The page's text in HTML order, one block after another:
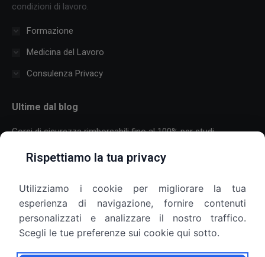
condizioni di lavoro.
Formazione
Medicina del Lavoro
Consulenza Privacy
Ultime dal blog
Corsi di sicurezza rimborsabili fino al 100% per studi
30 Luglio 2026
Formazione sulla sicurezza per aziende con molti dipendenti:
come organizzare corsi, scadenze e più sedi
25 Luglio 2026
Armadietti aziendali e privacy: il datore di lavoro può aprirli?
Rispettiamo la tua privacy
Utilizziamo i cookie per migliorare la tua
esperienza di navigazione, fornire contenuti
personalizzati e analizzare il nostro traffico.
Scegli le tue preferenze sui cookie qui sotto.